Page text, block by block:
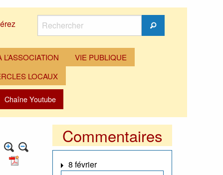
Rechercher
Rechercher
VIE PUBLIQUE
LOCAUX
Chaîne Youtube
Commentaires
8 février